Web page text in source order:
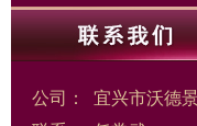
公司：
宜兴市沃德